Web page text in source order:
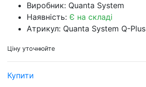
Виробник: Quanta System
Наявність: Є на складі
Атрикул: Quanta System Q-Plus
Ціну уточнюйте
Купити